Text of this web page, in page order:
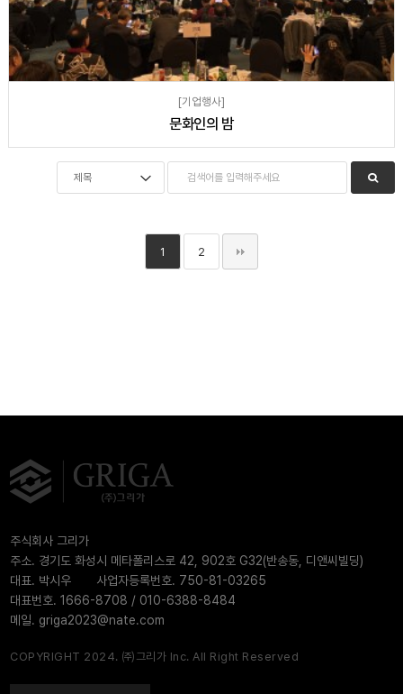
[기업행사]
문화인의 밤
1 2
주식회사 그리가
주소. 경기도 화성시 메타폴리스로 42, 902호 G32(반송동, 디앤씨빌딩)
대표. 박시우
사업자등록번호. 750-81-03265
대표번호. 1666-8708 / 010-6388-8484
메일. griga2023@nate.com
COPYRIGHT 2024. ㈜그리가 Inc. All Right Reserved